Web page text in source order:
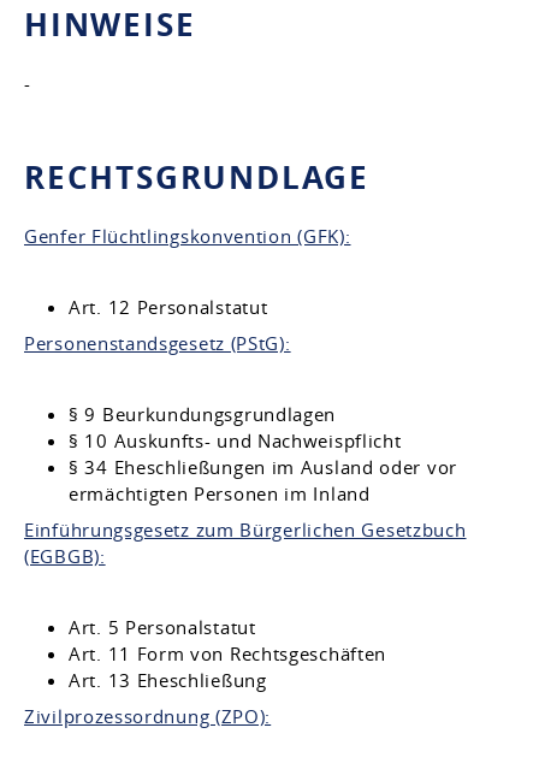
HINWEISE
-
RECHTSGRUNDLAGE
Genfer Flüchtlingskonvention (GFK):
Art. 12 Personalstatut
Personenstandsgesetz (PStG):
§ 9 Beurkundungsgrundlagen
§ 10 Auskunfts- und Nachweispflicht
§ 34 Eheschließungen im Ausland oder vor
ermächtigten Personen im Inland
Einführungsgesetz zum Bürgerlichen Gesetzbuch
(EGBGB):
Art. 5 Personalstatut
Art. 11 Form von Rechtsgeschäften
Art. 13 Eheschließung
Zivilprozessordnung (ZPO):